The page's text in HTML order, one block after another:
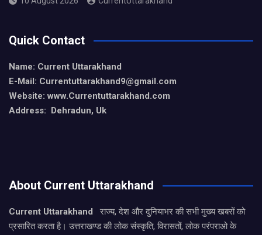
Quick Contact
Name: Current Uttarakhand
E-Mail: Currentuttarakhand9@gmail.com
Website: www.Currentuttarakhand.com
Address: Dehradun, Uk
About Current Uttarakhand
Current Uttarakhand
राज्य, देश और दुनियाभर की सभी मुख्य खबरों को
प्रसारित करता है। उत्तराखण्ड की लोक संस्कृति, विरासतों, लोक परंपराओ के